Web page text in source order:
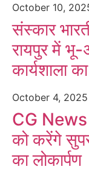
October 10,
संस्कार
रायपुर में
कार्यशाला
October 4, 2025
CG News :
को करेंगे
का लोकार्पण